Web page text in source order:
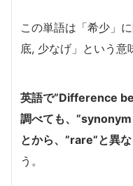
この単語は「希少」
底, 少なげ」という意
英語で”Difference
調べても、”synonym
とから、”rare”と異
う。